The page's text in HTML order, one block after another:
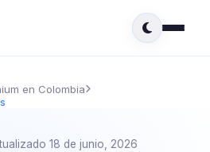
en Colombia
18 de junio, 2026